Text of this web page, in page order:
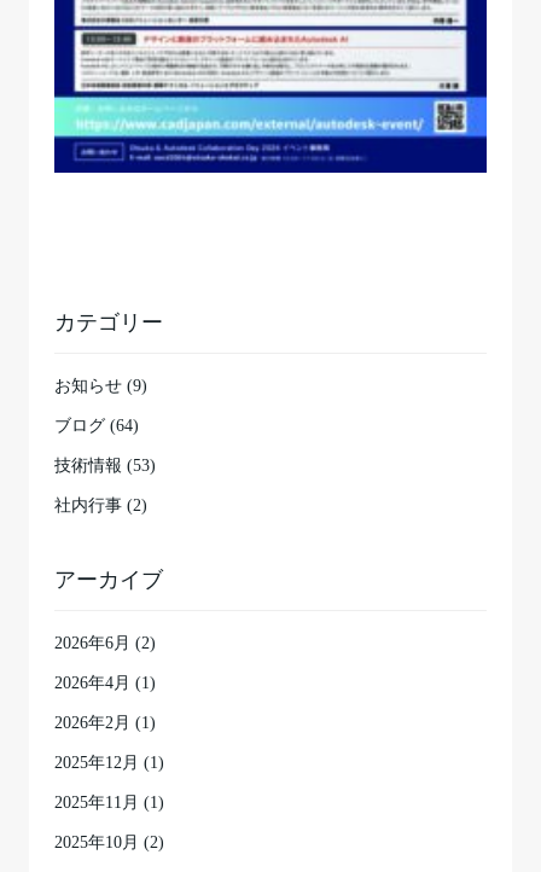
カテゴリー
お知らせ (9)
ブログ (64)
技術情報 (53)
社内行事 (2)
アーカイブ
2026年6月 (2)
2026年4月 (1)
2026年2月 (1)
2025年12月 (1)
2025年11月 (1)
2025年10月 (2)